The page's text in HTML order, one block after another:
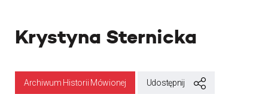
Krystyna Sternicka
Archiwum Historii Mówionej
Udostępnij